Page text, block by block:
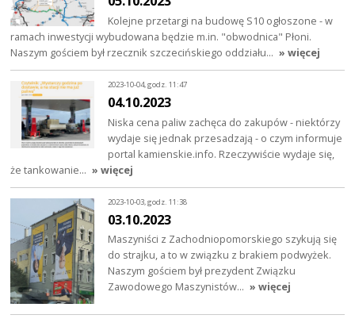
Kolejne przetargi na budowę S10 ogłoszone - w
ramach inwestycji wybudowana będzie m.in. "obwodnica" Płoni.
Naszym gościem był rzecznik szczecińskiego oddziału… » więcej
2023-10-04, godz. 11:47
04.10.2023
Niska cena paliw zachęca do zakupów - niektórzy
wydaje się jednak przesadzają - o czym informuje
portal kamienskie.info. Rzeczywiście wydaje się,
że tankowanie… » więcej
2023-10-03, godz. 11:38
03.10.2023
Maszyniści z Zachodniopomorskiego szykują się
do strajku, a to w związku z brakiem podwyżek.
Naszym gościem był prezydent Związku
Zawodowego Maszynistów… » więcej